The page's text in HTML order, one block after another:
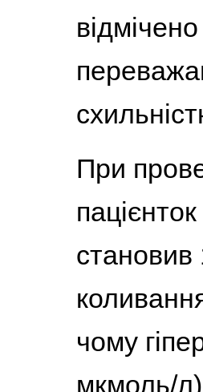
При
становив
чому
мкмоль/